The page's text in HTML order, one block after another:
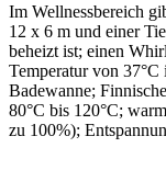
Im Wellnessbereich
12 x 6 m und einer
beheizt ist; einen
Temperatur von 37°C
Badewanne;
80°C bis 120°C;
zu 100%);